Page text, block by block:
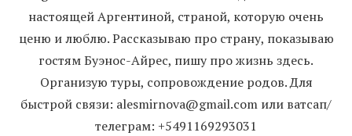
настоящей Аргентиной, страной, которую очень
ценю и люблю. Рассказываю про страну, показываю
гостям Буэнос-Айрес, пишу про жизнь здесь.
Организую туры, сопровождение родов. Для
быстрой связи: alesmirnova@gmail.com или ватсап/
телеграм: +5491169293031